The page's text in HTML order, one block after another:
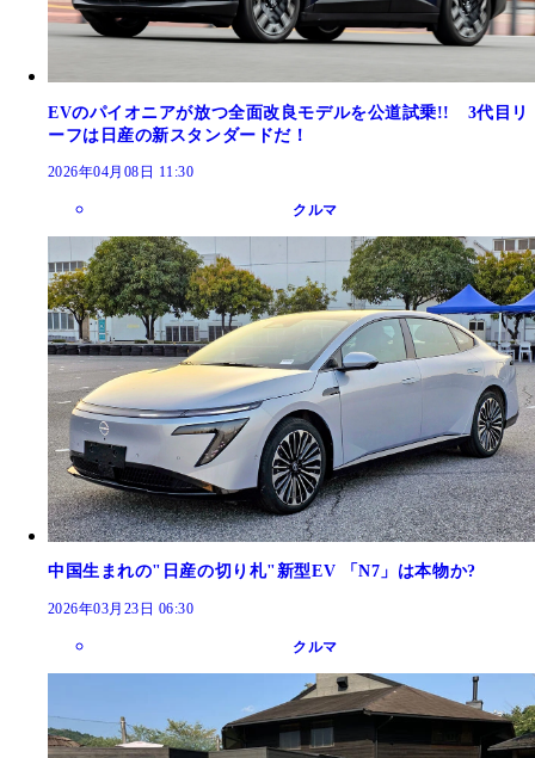
EVのパイオニアが放つ全面改良モデルを公道試乗!! 3代目リ
ーフは日産の新スタンダードだ！
2026年04月08日 11:30
クルマ
中国生まれの"日産の切り札"新型EV 「N7」は本物か?
2026年03月23日 06:30
クルマ